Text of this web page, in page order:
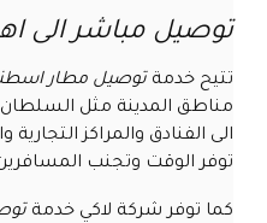
توصيل مباشر الى
تتيح خدمةتوصيل مطار
مناطق المدينة مثل
الى الفنادق والمراكز
توفر الوقت وتجنب
كما توفر شركة لاكي خدمة